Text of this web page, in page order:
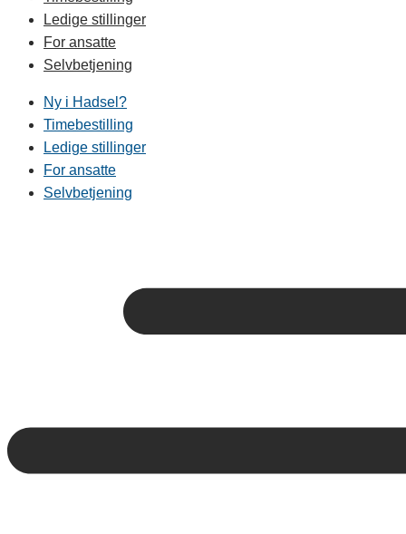
Ledige stillinger
For ansatte
Selvbetjening
Ny i Hadsel?
Timebestilling
Ledige stillinger
For ansatte
Selvbetjening